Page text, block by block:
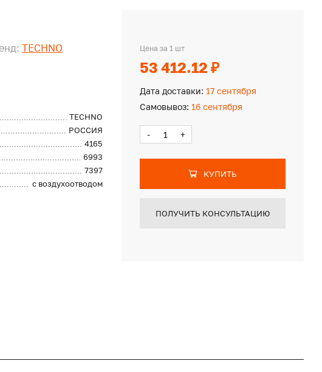
TECHNO
TECHNO
РОССИЯ
4165
6993
7397
с воздухоотводом
Цена за 1 шт
53 412.12 ₽
Дата доставки: 17 сентября
Самовывоз: 16 сентября
- +
КУПИТЬ
ПОЛУЧИТЬ КОНСУЛЬТАЦИЮ